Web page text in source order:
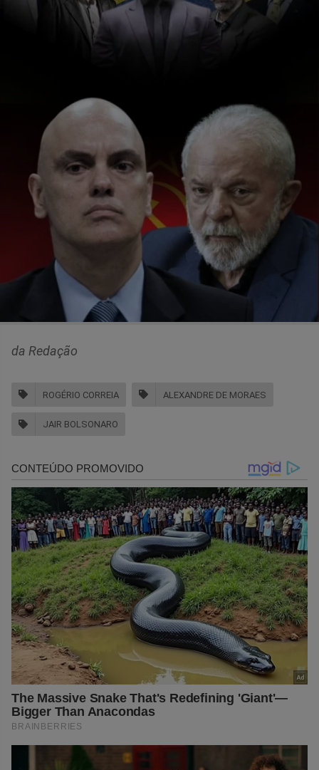
da Redação
ROGÉRIO CORREIA ALEXANDRE DE MORAES
JAIR BOLSONARO